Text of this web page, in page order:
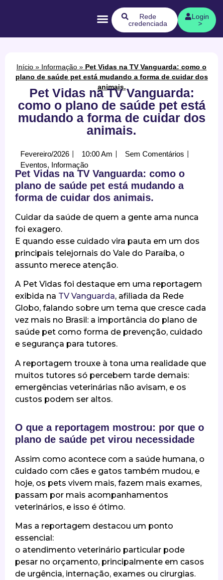
Rede
credenciada
Login
>
Início » Informação » Pet Vidas na TV Vanguarda: como o
plano de saúde pet está mudando a forma de cuidar dos
animais.
Pet Vidas na TV Vanguarda:
como o plano de saúde pet está
mudando a forma de cuidar dos
animais.
Fevereiro/2026 10:00 Am
Sem Comentários
Eventos, Informação
Pet Vidas na TV Vanguarda: como o
plano de saúde pet está mudando a
forma de cuidar dos animais.
Cuidar da saúde de quem a gente ama nunca
foi exagero.
E quando esse cuidado vira pauta em um dos
principais telejornais do Vale do Paraíba, o
assunto merece atenção.
A Pet Vidas foi destaque em uma reportagem
exibida na TV Vanguarda, afiliada da Rede
Globo, falando sobre um tema que cresce cada
vez mais no Brasil: a importância do plano de
saúde pet como forma de prevenção, cuidado
e segurança para tutores.
A reportagem trouxe à tona uma realidade que
muitos tutores só percebem tarde demais:
emergências veterinárias não avisam, e os
custos podem ser altos.
O que a reportagem mostrou: por que o
plano de saúde pet virou necessidade
Assim como acontece com a saúde humana, o
cuidado com cães e gatos também mudou, e
hoje, os pets vivem mais, fazem mais exames,
passam por mais acompanhamentos
veterinários, e isso é ótimo.
Mas a reportagem destacou um ponto
essencial:
o atendimento veterinário particular pode
pesar no orçamento, principalmente em casos
de urgência, internação, exames ou cirurgias.